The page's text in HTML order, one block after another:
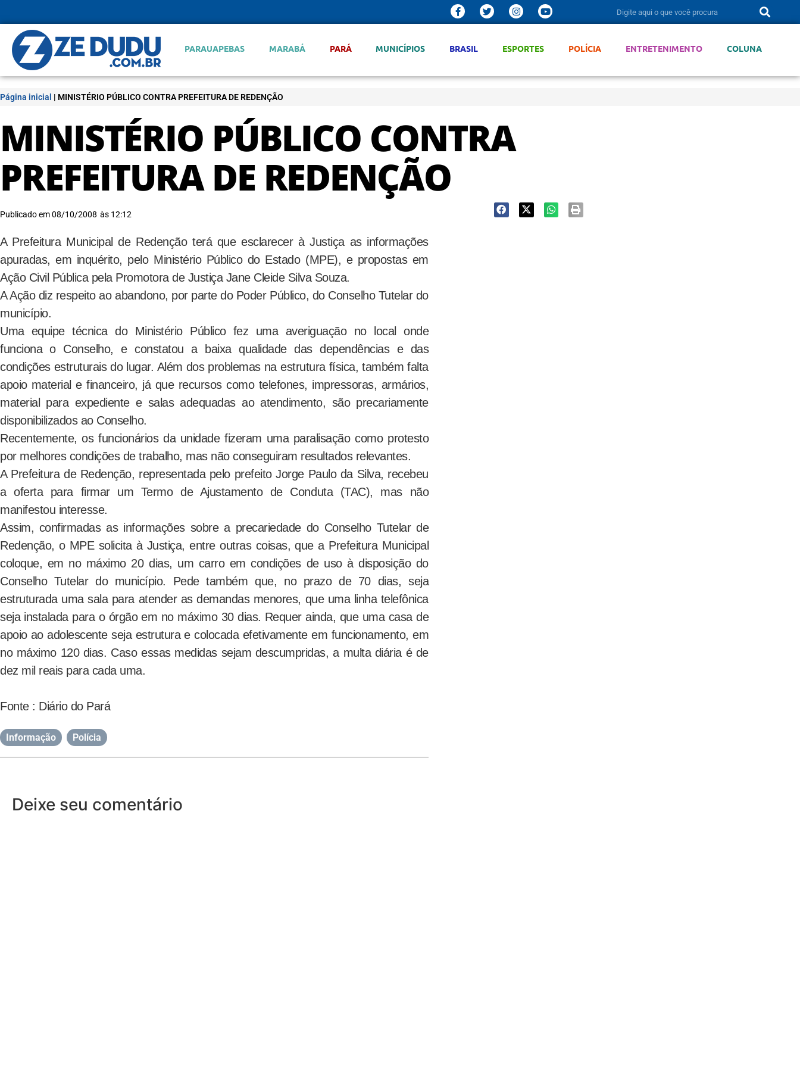
PARAUAPEBAS MARABÁ PARÁ MUNICÍPIOS BRASIL ESPORTES POLÍCIA ENTRETENIMENTO COLUNA
Página inicial | MINISTÉRIO PÚBLICO CONTRA PREFEITURA DE REDENÇÃO
MINISTÉRIO PÚBLICO CONTRA
PREFEITURA DE REDENÇÃO
Publicado em08/10/2008 às 12:12
A Prefeitura Municipal de Redenção terá que esclarecer à Justiça as informações
apuradas, em inquérito, pelo Ministério Público do Estado (MPE), e propostas em
Ação Civil Pública pela Promotora de Justiça Jane Cleide Silva Souza.
A Ação diz respeito ao abandono, por parte do Poder Público, do Conselho Tutelar do
município.
Uma equipe técnica do Ministério Público fez uma averiguação no local onde
funciona o Conselho, e constatou a baixa qualidade das dependências e das
condições estruturais do lugar. Além dos problemas na estrutura física, também falta
apoio material e financeiro, já que recursos como telefones, impressoras, armários,
material para expediente e salas adequadas ao atendimento, são precariamente
disponibilizados ao Conselho.
Recentemente, os funcionários da unidade fizeram uma paralisação como protesto
por melhores condições de trabalho, mas não conseguiram resultados relevantes.
A Prefeitura de Redenção, representada pelo prefeito Jorge Paulo da Silva, recebeu
a oferta para firmar um Termo de Ajustamento de Conduta (TAC), mas não
manifestou interesse.
Assim, confirmadas as informações sobre a precariedade do Conselho Tutelar de
Redenção, o MPE solicita à Justiça, entre outras coisas, que a Prefeitura Municipal
coloque, em no máximo 20 dias, um carro em condições de uso à disposição do
Conselho Tutelar do município. Pede também que, no prazo de 70 dias, seja
estruturada uma sala para atender as demandas menores, que uma linha telefônica
seja instalada para o órgão em no máximo 30 dias. Requer ainda, que uma casa de
apoio ao adolescente seja estrutura e colocada efetivamente em funcionamento, em
no máximo 120 dias. Caso essas medidas sejam descumpridas, a multa diária é de
dez mil reais para cada uma.
Fonte : Diário do Pará
Informação Polícia
Deixe seu comentário